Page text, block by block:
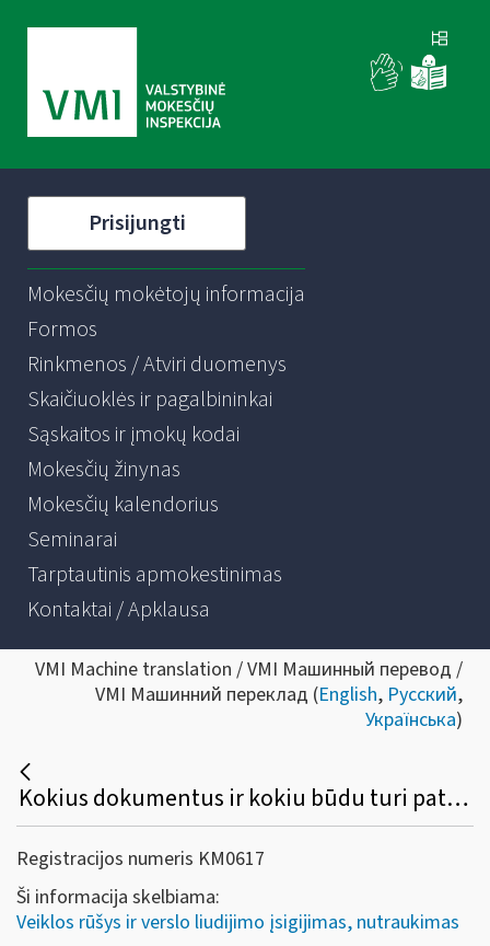
Prisijungti
Mokesčių mokėtojų informacija
Formos
Rinkmenos / Atviri duomenys
Skaičiuoklės ir pagalbininkai
Sąskaitos ir įmokų kodai
Mokesčių žinynas
Mokesčių kalendorius
Seminarai
Tarptautinis apmokestinimas
Kontaktai / Apklausa
VMI Machine translation / VMI Машинный перевод /
VMI Машинний переклад (English, Русский,
Українська)
Kokius dokumentus ir kokiu būdu turi pateikti gyventojas, norėdamas įsigyti verslo liudijimą? Kada verslo liudijimas neišduodamas?
Registracijos numeris KM0617
Ši informacija skelbiama:
Veiklos rūšys ir verslo liudijimo įsigijimas, nutraukimas